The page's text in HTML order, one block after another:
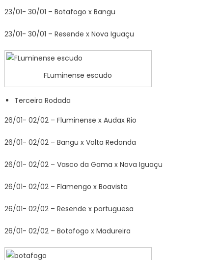
23/01- 30/01 – Botafogo x Bangu
23/01- 30/01 – Resende x Nova Iguaçu
FLuminense escudo
Terceira Rodada
26/01- 02/02 – Fluminense x Audax Rio
26/01- 02/02 – Bangu x Volta Redonda
26/01- 02/02 – Vasco da Gama x Nova Iguaçu
26/01- 02/02 – Flamengo x Boavista
26/01- 02/02 – Resende x portuguesa
26/01- 02/02 – Botafogo x Madureira